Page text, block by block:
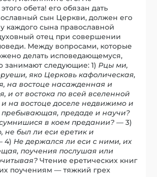
обета! его обязан дать
сын Церкви, должен его
каждого сына православной
отец при совершении
Между вопросами, которые
делать исповедающемуся,
занимают следующие: 1)Рцы ми,
яко Церковь кафолическая,
на востоце насажденная и
и от востока по всей вселенной
на востоце доселе недвижимо и
предаде и научи?
в коем предании?— 3)
не был ли еси еретик и
4) Не держался ли еси с ними, их
поучения послушая или
Чтение еретических книг
поучениям — тяжкий грех